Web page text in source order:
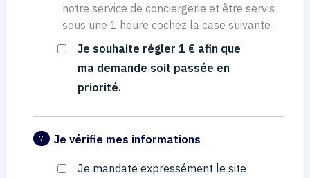
notre service de conciergerie et être servis
sous une 1 heure cochez la case suivante :
Je souhaite régler 1 € afin que
ma demande soit passée en
priorité.
7 Je vérifie mes informations
Je mandate expressément le site